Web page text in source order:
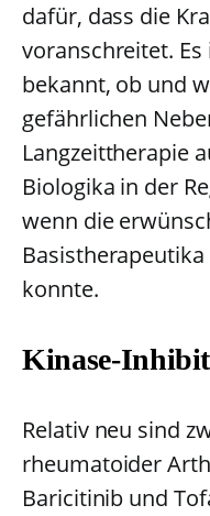
dafür, dass die
voranschreitet.
bekannt, ob und
gefährlichen
Langzeittherapie
Biologika in der
wenn die
konnte.
Kinase-
Relativ neu sind
rheumatoider
Baricitinib und